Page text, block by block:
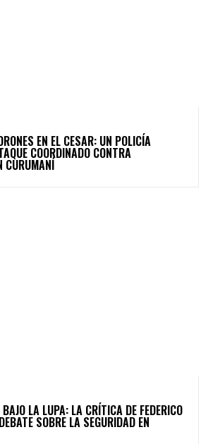
EN EL CESAR: UN POLICÍA
COORDINADO CONTRA
CURUMANÍ
LA LUPA: LA CRÍTICA DE FEDERICO
SOBRE LA SEGURIDAD EN